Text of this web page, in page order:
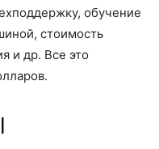
обучение
стоимость
и др. Все это